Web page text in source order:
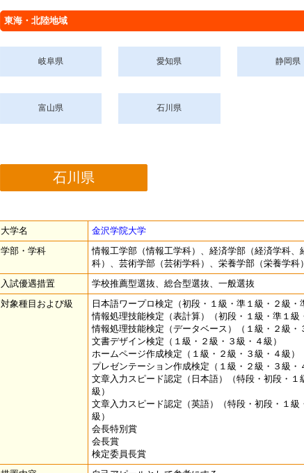
東海・北陸地域
岐阜県 愛知県 静岡県
富山県 石川県
石川県
大学名
金沢学院大学
学部・学科
情報工学部（情報工学科）、経済学部（経済学科
科）、芸術学部（芸術学科）、栄養学部（栄養学科
入試優遇措置
学校推薦型選抜、総合型選抜、一般選抜
対象種目および級
日本語ワープロ検定（初段・１級・準１級・２級・
情報処理技能検定（表計算）（初段・１級・準１級
情報処理技能検定（データベース）（１級・２級・
文書デザイン検定（１級・２級・３級・４級）
ホームページ作成検定（１級・２級・３級・４級）
プレゼンテーション作成検定（１級・２級・３級・
文章入力スピード認定（日本語）（特段・初段・
級）
文章入力スピード認定（英語）（特段・初段・１
級）
会長特別賞
会長賞
検定委員長賞